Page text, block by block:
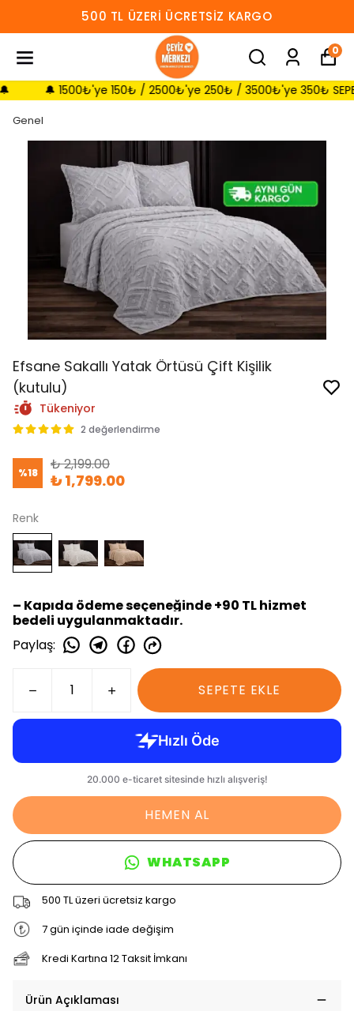
500 TL ÜZERI ÜCRETSIZ KARGO
0
🔔 1500₺'ye 150₺ / 2500₺'ye 250₺ / 3500₺'ye 350₺ SEPETTE
Genel
Efsane Sakallı Yatak Örtüsü Çift Kişilik
(kutulu)
Tükeniyor
2 değerlendirme
%18 ₺ 2,199.00
₺ 1,799.00
Renk
– Kapıda ödeme seçeneğinde +90 TL hizmet
bedeli uygulanmaktadır.
Paylaş:
SEPETE EKLE
HEMEN AL
WHATSAPP
500 TL üzeri ücretsiz kargo
7 gün içinde iade değişim
Kredi Kartına 12 Taksit İmkanı
Ürün Açıklaması